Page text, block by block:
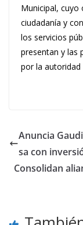
Municipal,
ciudadanía y
los servicios
presentan y las
por la autoridad
Anuncia
sa con
Consolidan